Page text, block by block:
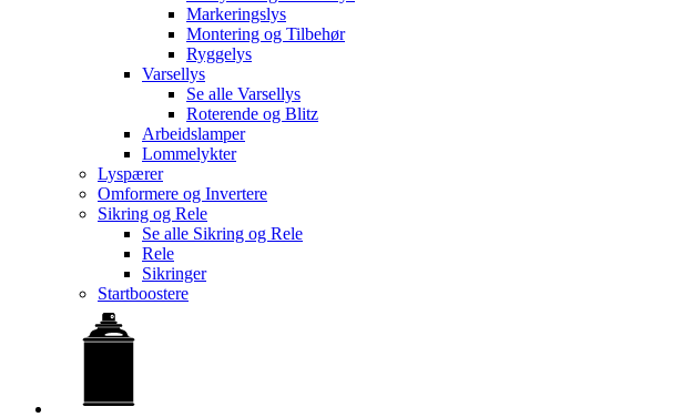
Markeringslys
Montering og Tilbehør
Ryggelys
Varsellys
Se alle Varsellys
Roterende og Blitz
Arbeidslamper
Lommelykter
Lyspærer
Omformere og Invertere
Sikring og Rele
Se alle Sikring og Rele
Rele
Sikringer
Startboostere